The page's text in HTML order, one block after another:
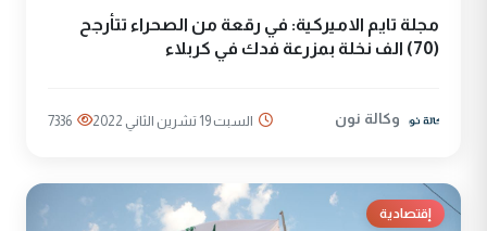
مجلة تايم الاميركية: في رقعة من الصحراء تتأرجح
(70) الف نخلة بمزرعة فدك في كربلاء
وكالة نون السبت 19 تشرين الثاني 2022 7336
إقتصادية